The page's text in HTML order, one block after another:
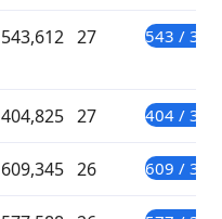
543,612 27 543 /
404,825 27 404 /
609,345 26 609 /